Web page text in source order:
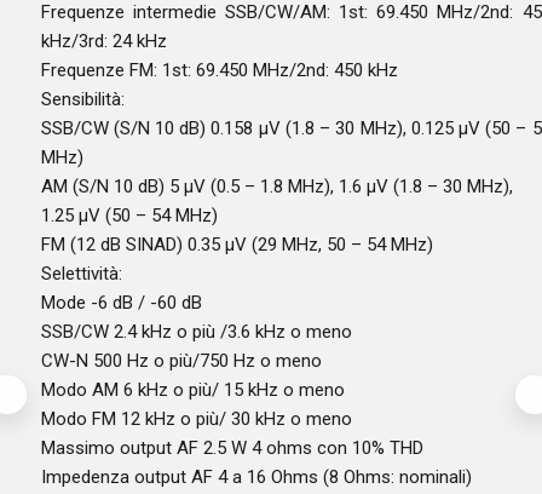
Frequenze intermedie SSB/CW/AM: 1st: 69.450 MHz/2nd:
kHz/3rd: 24 kHz
Frequenze FM: 1st: 69.450 MHz/2nd: 450 kHz
Sensibilità:
SSB/CW (S/N 10 dB) 0.158 µV (1.8 – 30 MHz), 0.125 µV (50 –
MHz)
AM (S/N 10 dB) 5 µV (0.5 – 1.8 MHz), 1.6 µV (1.8 – 30 MHz),
1.25 µV (50 – 54 MHz)
FM (12 dB SINAD) 0.35 µV (29 MHz, 50 – 54 MHz)
Selettività:
Mode -6 dB / -60 dB
SSB/CW 2.4 kHz o più /3.6 kHz o meno
CW-N 500 Hz o più/750 Hz o meno
Modo AM 6 kHz o più/ 15 kHz o meno
Modo FM 12 kHz o più/ 30 kHz o meno
Massimo output AF 2.5 W 4 ohms con 10% THD
Impedenza output AF 4 a 16 Ohms (8 Ohms: nominali)